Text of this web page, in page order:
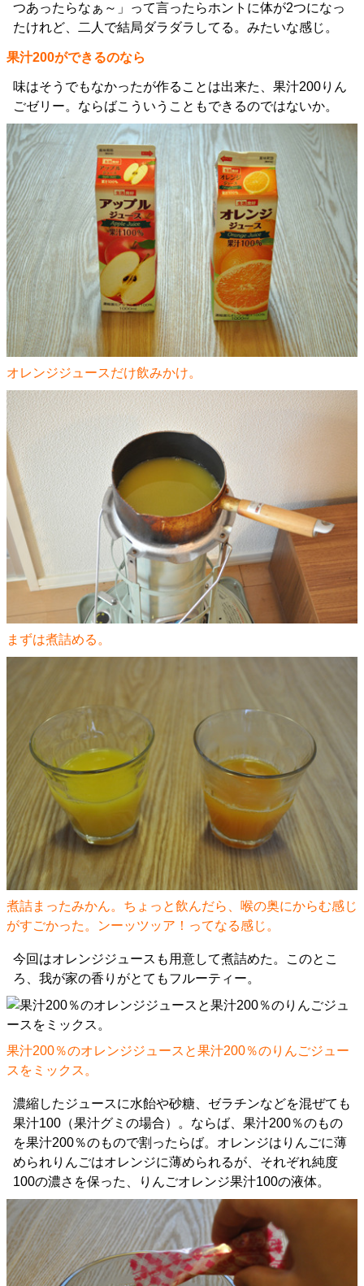
つあったらなぁ～」って言ったらホントに体が2つになっ
たけれど、二人で結局ダラダラしてる。みたいな感じ。
果汁200ができるのなら
味はそうでもなかったが作ることは出来た、果汁200りん
ごゼリー。ならばこういうこともできるのではないか。
オレンジジュースだけ飲みかけ。
まずは煮詰める。
煮詰まったみかん。ちょっと飲んだら、喉の奥にからむ感じ
がすごかった。ンーッツッア！ってなる感じ。
今回はオレンジジュースも用意して煮詰めた。このとこ
ろ、我が家の香りがとてもフルーティー。
果汁200％のオレンジジュースと果汁200％のりんごジュー
スをミックス。
濃縮したジュースに水飴や砂糖、ゼラチンなどを混ぜても
果汁100（果汁グミの場合）。ならば、果汁200％のもの
を果汁200％のもので割ったらば。オレンジはりんごに薄
められりんごはオレンジに薄められるが、それぞれ純度
100の濃さを保った、りんごオレンジ果汁100の液体。